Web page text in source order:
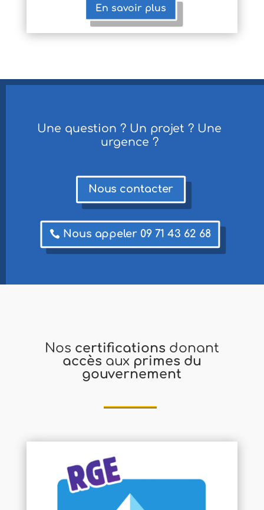
En savoir plus
Une question ? Un projet ? Une
urgence ?
Nous contacter
Nous appeler 09 71 43 62 68
Nos certifications donant
accès aux primes du
gouvernement